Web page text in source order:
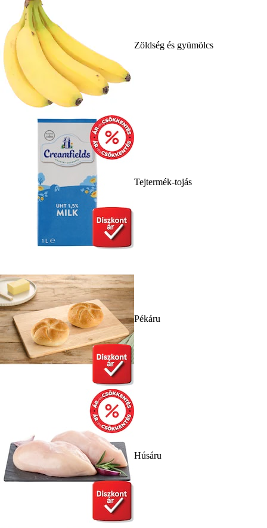
Zöldség és gyümölcs
Tejtermék-tojás
Pékáru
Húsáru